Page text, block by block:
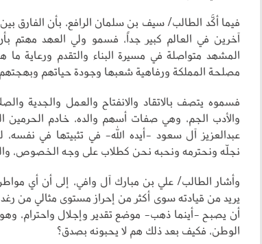
فيما أكَّد الطالب/ سيف بن سلمان الرافع، بأن الفارق
آخرين في العالم كبير جداً، فسمو ولي العهد مهتم
المشهد متواصلة في مسيرة البناء والتقدم ورعاية
مصلحة المملكة ورفاهية شعبها وجودة حياتهم
فسموه يتصف بالاتقاد والانفتاح والعمل والجدية
والأدب الجم، وهي صفات أسهم والده، خادم الحرمين
عبدالعزيز آل سعود -أيده الله- في تثبيتها في نفسه،
نجلّه ونحترمه ونحبه نحن كطلاب على وجه الخصوص،
وأشار الطالب/ علي بن مبارك آل وافي، إلى أن أي
يريد من قيادته سوى أكثر من إحراز مستوى مثالي من رغد
أن يصبح -أينما ذهب- موضع تقدير وإجلال واحترام، وهو
الوطن، فكيف بعد ذلك هم لا يحبونه بصدق؟